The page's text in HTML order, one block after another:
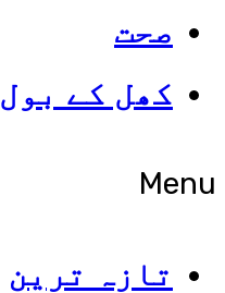
صحت
کھل کے بول
Menu
تازہ ترین